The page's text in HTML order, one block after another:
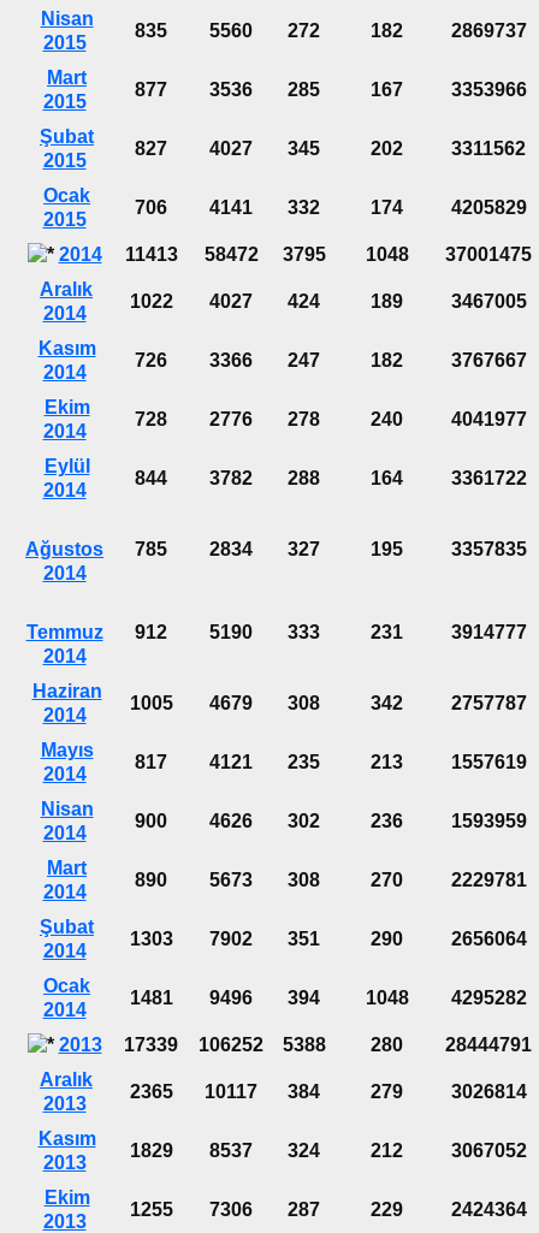
Nisan
2015
835 5560 272 182 2869737
Mart
2015
877 3536 285 167 3353966
Şubat
2015
827 4027 345 202 3311562
Ocak
2015
706 4141 332 174 4205829
2014 11413 58472 3795 1048
37001475
Aralık
2014
1022 4027 424 189 3467005
Kasım
2014
726 3366 247 182 3767667
Ekim
2014
728 2776 278 240 4041977
Eylül
2014
844 3782 288 164 3361722
Ağustos
2014
785 2834 327 195 3357835
Temmuz
2014
912 5190 333 231 3914777
Haziran
2014
1005 4679 308 342 2757787
Mayıs
2014
817 4121 235 213 1557619
Nisan
2014
900 4626 302 236 1593959
Mart
2014
890 5673 308 270 2229781
Şubat
2014
1303 7902 351 290 2656064
Ocak
2014
1481 9496 394 1048 4295282
2013 17339 106252 5388 280
28444791
Aralık
2013
2365 10117 384 279 3026814
Kasım
2013
1829 8537 324 212 3067052
Ekim
2013
1255 7306 287 229 2424364